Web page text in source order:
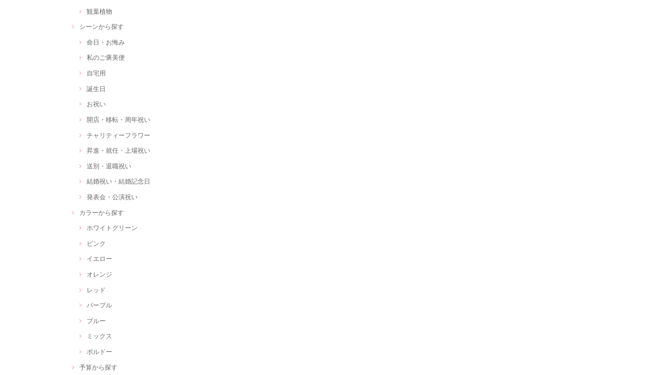
観葉植物
シーンから探す
命日・お悔み
私のご褒美便
自宅用
誕生日
お祝い
開店・移転・周年祝い
チャリティーフラワー
昇進・就任・上場祝い
送別・退職祝い
結婚祝い・結婚記念日
発表会・公演祝い
カラーから探す
ホワイトグリーン
ピンク
イエロー
オレンジ
レッド
パープル
ブルー
ミックス
ボルドー
予算から探す